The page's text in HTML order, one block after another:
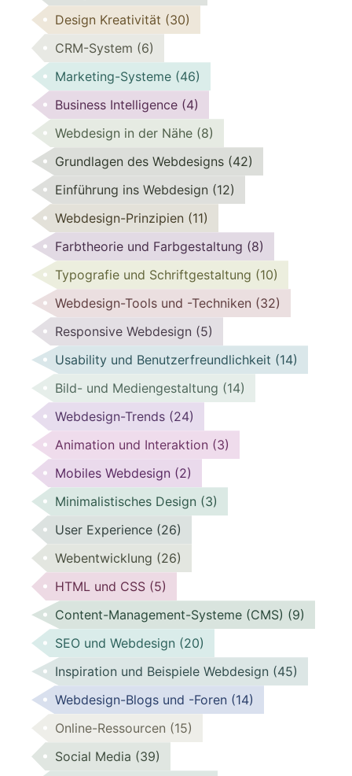
Design Kreativität (30)
CRM-System (6)
Marketing-Systeme (46)
Business Intelligence (4)
Webdesign in der Nähe (8)
Grundlagen des Webdesigns (42)
Einführung ins Webdesign (12)
Webdesign-Prinzipien (11)
Farbtheorie und Farbgestaltung (8)
Typografie und Schriftgestaltung (10)
Webdesign-Tools und -Techniken (32)
Responsive Webdesign (5)
Usability und Benutzerfreundlichkeit (14)
Bild- und Mediengestaltung (14)
Webdesign-Trends (24)
Animation und Interaktion (3)
Mobiles Webdesign (2)
Minimalistisches Design (3)
User Experience (26)
Webentwicklung (26)
HTML und CSS (5)
Content-Management-Systeme (CMS) (9)
SEO und Webdesign (20)
Inspiration und Beispiele Webdesign (45)
Webdesign-Blogs und -Foren (14)
Online-Ressourcen (15)
Social Media (39)